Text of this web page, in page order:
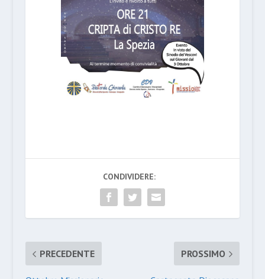
CONDIVIDERE:
PRECEDENTE PROSSIMO